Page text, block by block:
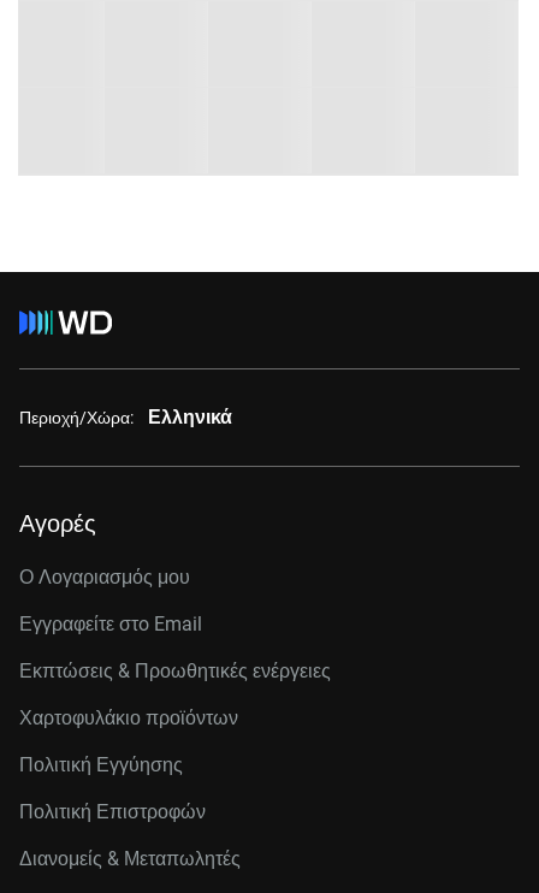
Περιοχή/Χώρα: Ελληνικά
Αγορές
Ο Λογαριασμός μου
Εγγραφείτε στo Email
Εκπτώσεις & Προωθητικές ενέργειες
Χαρτοφυλάκιο προϊόντων
Πολιτική Εγγύησης
Πολιτική Επιστροφών
Διανομείς & Μεταπωλητές